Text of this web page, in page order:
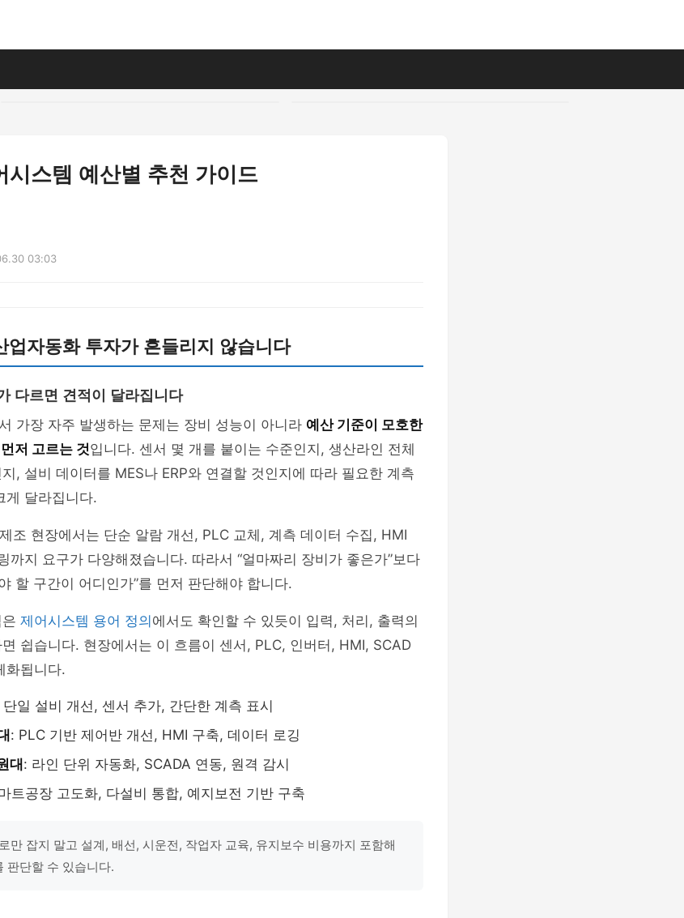
시스템 예산별 추천 가이드
03:03
업자동화 투자가 흔들리지 않습니다
다르면 견적이 달라집니다
가장 자주 발생하는 문제는 장비 성능이 아니라 예산 기준이 모호한
저 고르는 것입니다. 센서 몇 개를 붙이는 수준인지, 생산라인 전체
, 설비 데이터를 MES나 ERP와 연결할 것인지에 따라 필요한 계측
게 달라집니다.
조 현장에서는 단순 알람 개선, PLC 교체, 계측 데이터 수집, HMI
까지 요구가 다양해졌습니다. 따라서 “얼마짜리 장비가 좋은가”보다
할 구간이 어디인가”를 먼저 판단해야 합니다.
제어시스템 용어 정의 에서도 확인할 수 있듯이 입력, 처리, 출력의
쉽습니다. 현장에서는 이 흐름이 센서, PLC, 인버터, HMI, SCAD
화됩니다.
단일 설비 개선, 센서 추가, 간단한 계측 표시
: PLC 기반 제어반 개선, HMI 구축, 데이터 로깅
대: 라인 단위 자동화, SCADA 연동, 원격 감시
트공장 고도화, 다설비 통합, 예지보전 기반 구축
만 잡지 말고 설계, 배선, 시운전, 작업자 교육, 유지보수 비용까지 포함해
판단할 수 있습니다.